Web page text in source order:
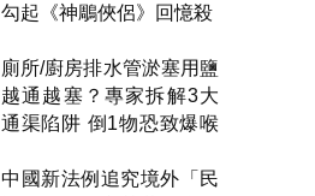
勾起《神鵰俠侶》回憶殺
廁所/廚房排水管淤塞用鹽
越通越塞？專家拆解3大
通渠陷阱 倒1物恐致爆喉
中國新法例追究境外「民